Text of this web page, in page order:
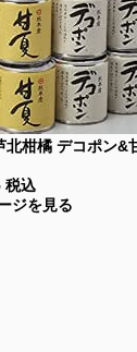
北柑橘 デコポン&
税込
ジを見る